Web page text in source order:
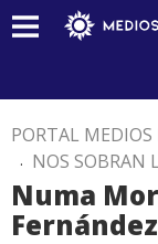
PORTAL MEDIOS
. NOS SOBRAN
Numa